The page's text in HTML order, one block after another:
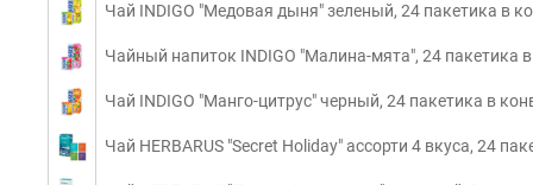
Чай INDIGO "Медовая дыня" зеленый, 24 пакетика в
Чайный напиток INDIGO "Малина-мята", 24 пакетика в
Чай INDIGO "Манго-цитрус" черный, 24 пакетика в
Чай HERBARUS "Secret Holiday" ассорти 4 вкуса, 24